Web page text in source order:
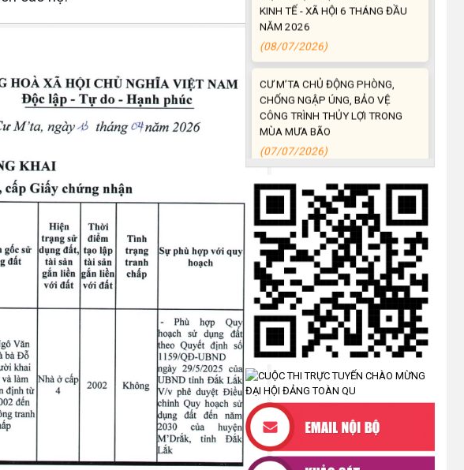
CƯ M’TA CHỦ ĐỘNG PHÒNG,
CHỐNG NGẬP ÚNG, BẢO VỆ
CÔNG TRÌNH THỦY LỢI TRONG
MÙA MƯA BÃO
(07/07/2026)
ĐẢNG ỦY XÃ CƯ M’TA TỔ CHỨC
HỘI NGHỊ BAN CHẤP HÀNH LẦN
THỨ SÁU (MỞ RỘNG)
(07/07/2026)
NÂNG CAO HIỆU QUẢ QUẢN LÝ
TÍN DỤNG CHÍNH SÁCH XÃ HỘI
TRÊN ĐỊA BÀN XÃ CƯ M'TA
(07/07/2026)
UBND XÃ CƯ M’TA CÔNG KHAI
DANH MỤC THỦ TỤC HÀNH
CHÍNH THỰC HIỆN MỘT PHẦN
(30/07/2026)
CÔNG KHAI DANH MỤC THỦ TỤC
HÀNH CHÍNH THỰC HIỆN TOÀN
TRÌNH THUỘC THẨM QUYỀN GIẢI
QUYẾT CỦA UBND XÃ CƯ M’TA